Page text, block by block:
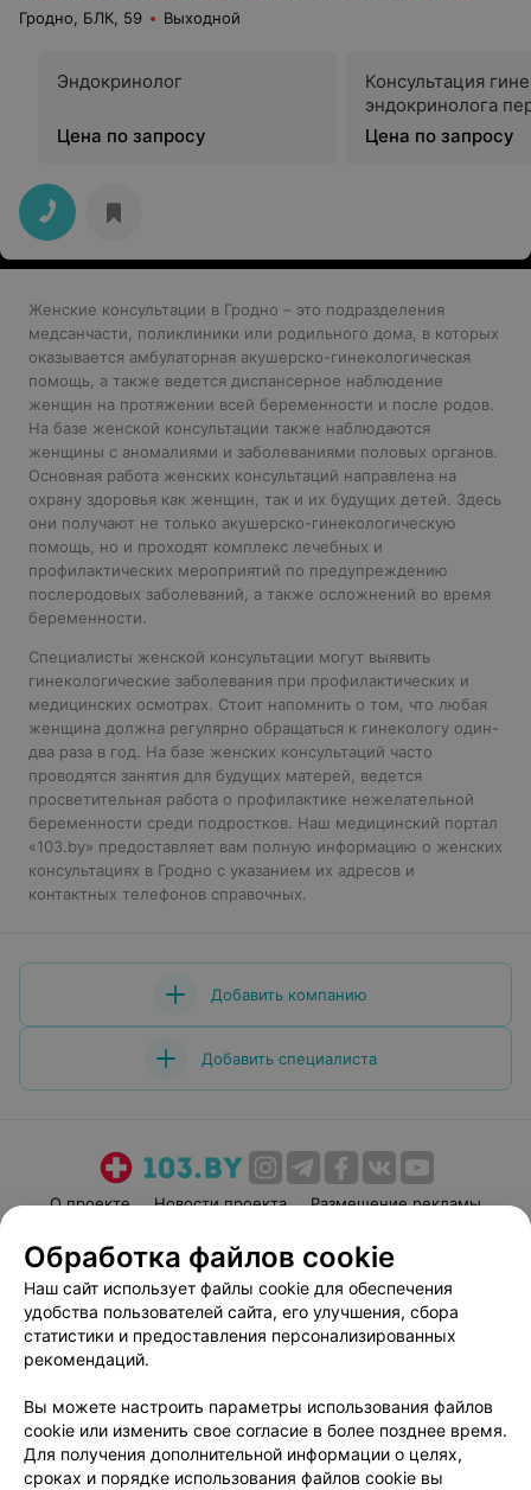
Гродно, БЛК, 59 Выходной
Эндокринолог
Цена по запросу
Консультация
эндокринолога
Цена по запросу
Женские консультации в Гродно – это подразделения
медсанчасти, поликлиники или родильного дома, в которых
оказывается амбулаторная акушерско-гинекологическая
помощь, а также ведется диспансерное наблюдение
женщин на протяжении всей беременности и после родов.
На базе женской консультации также наблюдаются
женщины с аномалиями и заболеваниями половых органов.
Основная работа женских консультаций направлена на
охрану здоровья как женщин, так и их будущих детей. Здесь
они получают не только акушерско-гинекологическую
помощь, но и проходят комплекс лечебных и
профилактических мероприятий по предупреждению
послеродовых заболеваний, а также осложнений во время
беременности.
Специалисты женской консультации могут выявить
гинекологические заболевания при профилактических и
медицинских осмотрах. Стоит напомнить о том, что любая
женщина должна регулярно обращаться к гинекологу один-
два раза в год. На базе женских консультаций часто
проводятся занятия для будущих матерей, ведется
просветительная работа о профилактике нежелательной
беременности среди подростков. Наш медицинский портал
«103.by» предоставляет вам полную информацию о женских
консультациях в Гродно с указанием их адресов и
контактных телефонов справочных.
Добавить компанию
Добавить специалиста
О проекте Новости проекта
Размещение рекламы
Пользовательское соглашение
Способы оплаты
Вакансии
Партнеры
Написать руководителю 103.by
Персональные настройки cookie
Обработка персональных данных
Обработка файлов cookie
Наш сайт использует файлы cookie для обеспечения
удобства пользователей сайта, его улучшения, сбора
статистики и предоставления персонализированных
рекомендаций.
Вы можете настроить параметры использования файлов
cookie или изменить свое согласие в более позднее время.
Для получения дополнительной информации о целях,
сроках и порядке использования файлов cookie вы